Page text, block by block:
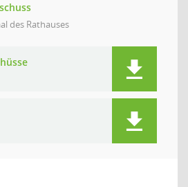
des Rathauses